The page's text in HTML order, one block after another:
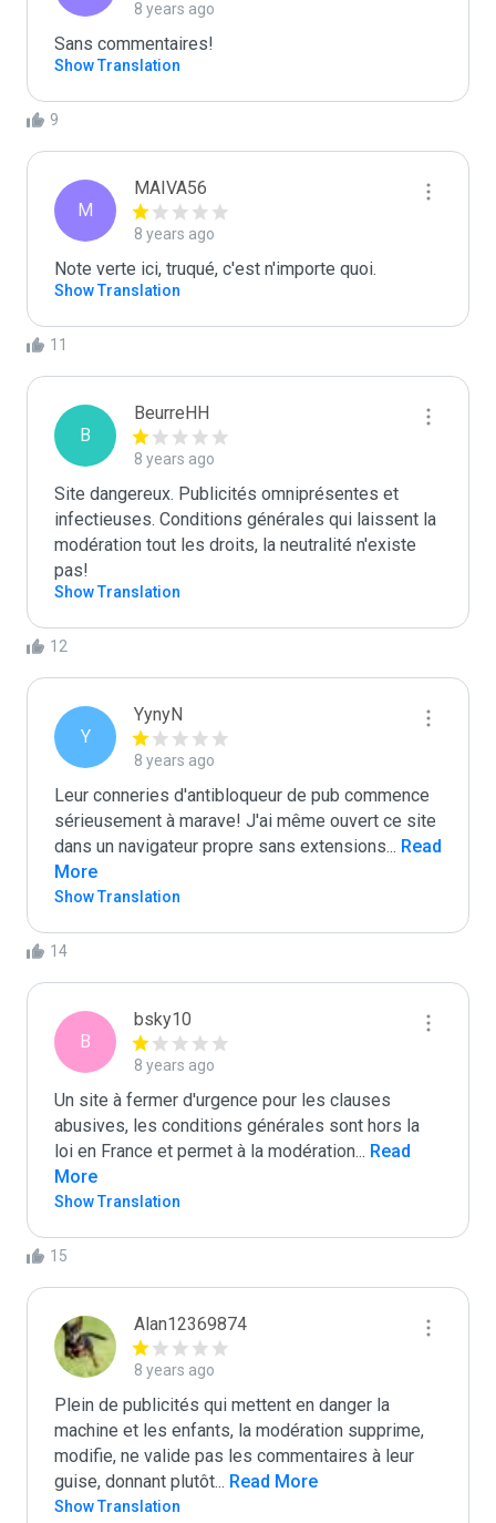
8 years ago
Sans commentaires!
Show Translation
9
M
MAIVA56
8 years ago
Note verte ici, truqué, c'est n'importe quoi.
Show Translation
11
B
BeurreHH
8 years ago
Site dangereux. Publicités omniprésentes et
infectieuses. Conditions générales qui laissent la
modération tout les droits, la neutralité n'existe
pas!
Show Translation
12
Y
YynyN
8 years ago
Leur conneries d'antibloqueur de pub commence
sérieusement à marave! J'ai même ouvert ce site
dans un navigateur propre sans extensions... Read
More
Show Translation
14
B
bsky10
8 years ago
Un site à fermer d'urgence pour les clauses
abusives, les conditions générales sont hors la
loi en France et permet à la modération... Read
More
Show Translation
15
Alan12369874
8 years ago
Plein de publicités qui mettent en danger la
machine et les enfants, la modération supprime,
modifie, ne valide pas les commentaires à leur
guise, donnant plutôt... Read More
Show Translation